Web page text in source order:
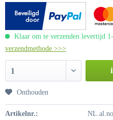
Klaar om te verzenden levertijd
verzendmethode >>>
1
Onthouden
Artikelnr.: